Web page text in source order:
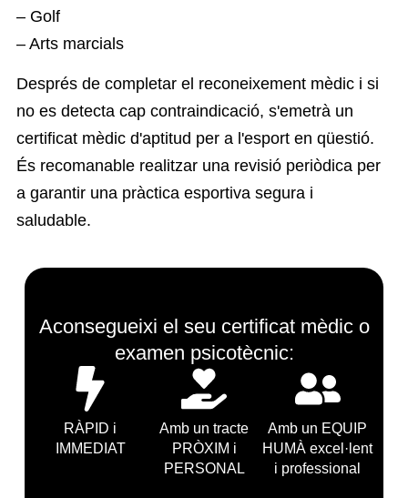
– Golf
– Arts marcials
Després de completar el reconeixement mèdic i si
no es detecta cap contraindicació, s'emetrà un
certificat mèdic d'aptitud per a l'esport en qüestió.
És recomanable realitzar una revisió periòdica per
a garantir una pràctica esportiva segura i
saludable.
Aconsegueixi el seu certificat mèdic o
examen psicotècnic:
RÀPID i
IMMEDIAT
Amb un tracte
PRÒXIM i
PERSONAL
Amb un EQUIP
HUMÀ excel·lent
i professional